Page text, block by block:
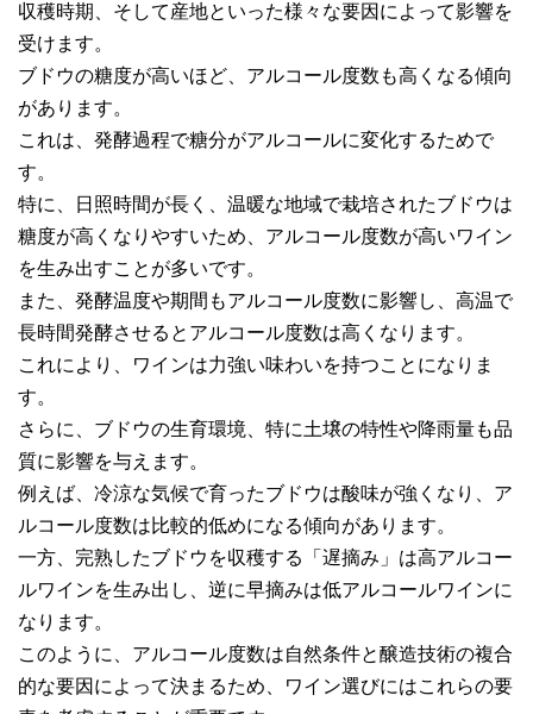
収穫時期、そして産地といった様々な要因によって影響を
受けます。
ブドウの糖度が高いほど、アルコール度数も高くなる傾向
があります。
これは、発酵過程で糖分がアルコールに変化するためで
す。
特に、日照時間が長く、温暖な地域で栽培されたブドウは
糖度が高くなりやすいため、アルコール度数が高いワイン
を生み出すことが多いです。
また、発酵温度や期間もアルコール度数に影響し、高温で
長時間発酵させるとアルコール度数は高くなります。
これにより、ワインは力強い味わいを持つことになりま
す。
さらに、ブドウの生育環境、特に土壌の特性や降雨量も品
質に影響を与えます。
例えば、冷涼な気候で育ったブドウは酸味が強くなり、ア
ルコール度数は比較的低めになる傾向があります。
一方、完熟したブドウを収穫する「遅摘み」は高アルコー
ルワインを生み出し、逆に早摘みは低アルコールワインに
なります。
このように、アルコール度数は自然条件と醸造技術の複合
的な要因によって決まるため、ワイン選びにはこれらの要